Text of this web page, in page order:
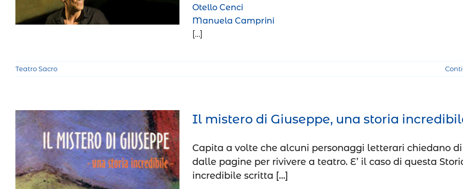
Otello Cenci
Manuela Camprini
[…]
Teatro Sacro
Il mistero di Giuseppe, una
storia incredibile
Il mistero di Giuseppe, una storia
Capita a volte che alcuni personaggi letterari chiedano
dalle pagine per rivivere a teatro. E’ il caso di questa
incredibile scritta […]